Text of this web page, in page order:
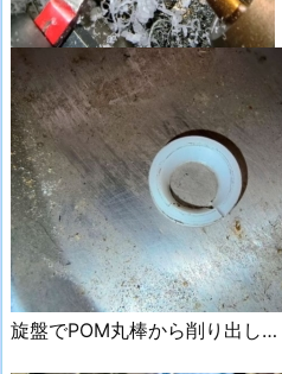
旋盤でPOM丸棒から削り出し…